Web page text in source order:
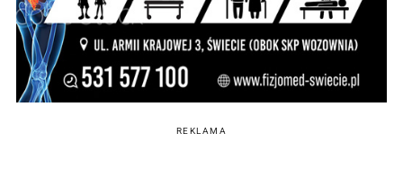
REKLAMA